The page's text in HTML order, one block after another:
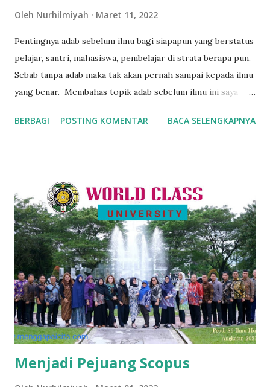
Oleh Nurhilmiyah Maret 11, 2022
Pentingnya adab sebelum ilmu bagi siapapun yang berstatus
pelajar, santri, mahasiswa, pembelajar di strata berapa pun.
Sebab tanpa adab maka tak akan pernah sampai kepada ilmu
yang benar. Membahas topik adab sebelum ilmu ini saya
dahulu. Kitab kuning populer bagi pemula mengenai adab
Mahasiswa Al Muhsin, Krapyak Wetan, Yogyakarta. Pagi dan
malam belajar kitab kuning, siang hingga sore kuliah di
UGM. Mudah-mudahan sebagai ikhtiar meraih ilmu
pengetahuan duniawi namun tak melupakan ilmu agama
untuk kebaikan dunia dan akhirat. Kitab tersohor ini
dialihbahasakan oleh KH. Aliy As'ad (Alm.) pengasuh Pondok
Pesantren Nailul Ula, Sleman, Yogyakarta. Meski di kelas
belajar menerjemahkan tulisan arab gundul Arab Pegon
(Jawa), namun saya merasa waktu belaj...
BERBAGI POSTING KOMENTAR BACA SELENGKAPNYA
Menjadi Pejuang Scopus